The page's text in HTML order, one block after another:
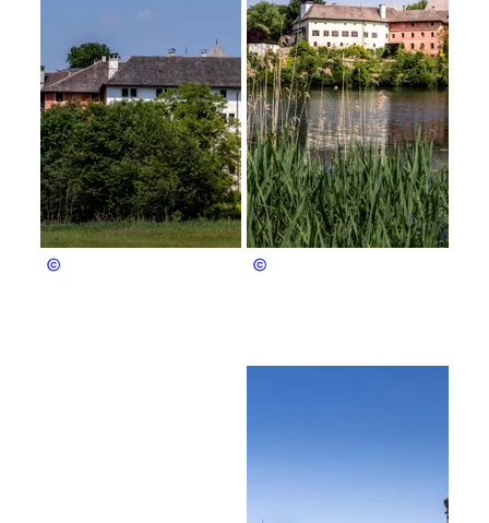
Bergerlebnis Berchtesgaden Bergerlebnis Berchtesgaden